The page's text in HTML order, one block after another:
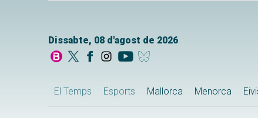
Dissabte, 08 d'agost de 2026
El Temps Esports Mallorca Menorca